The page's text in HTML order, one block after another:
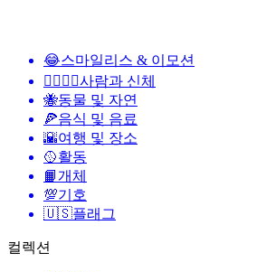
😂스마일리스 & 이모션
👩‍❤️‍💋‍👨사람과 신체
🐝동물 및 자연
🍕음식 및 음료
🌇여행 및 장소
🥎활동
📙개체
💯기호
🇺🇸플래그
컬렉션